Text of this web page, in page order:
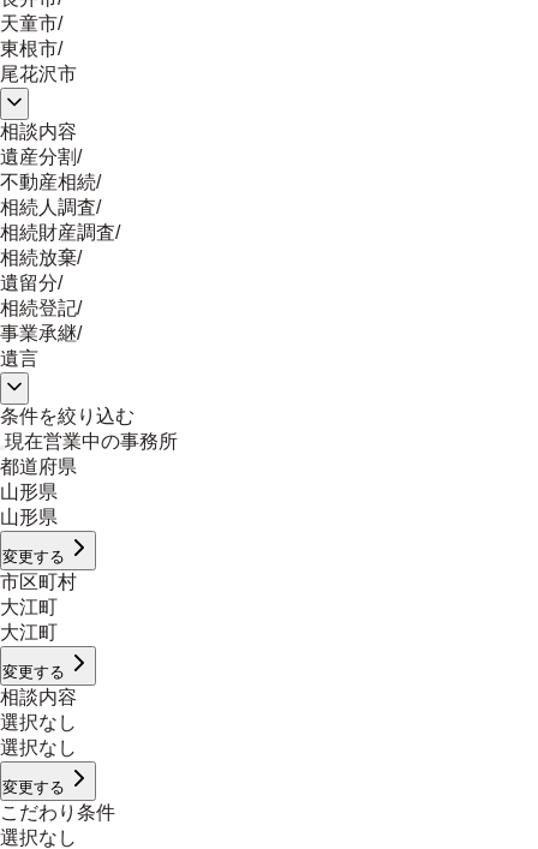
天童市/
東根市/
尾花沢市
相談内容
遺産分割/
不動産相続/
相続人調査/
相続財産調査/
相続放棄/
遺留分/
相続登記/
事業承継/
遺言
条件を絞り込む
現在営業中の事務所
都道府県
山形県
山形県
変更する
市区町村
大江町
大江町
変更する
相談内容
選択なし
選択なし
変更する
こだわり条件
選択なし